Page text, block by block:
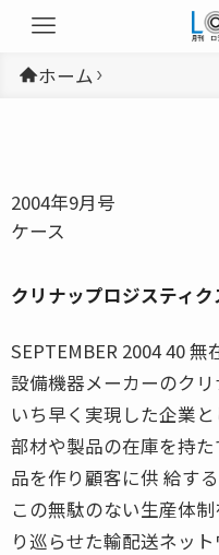
ホーム
2004年9月号
ケース
クリナップロジスティク
SEPTEMBER 2004 40
設備機器メーカーのク
いち早く実現した企業と
部材や製品の在庫を持
品を作り顧客に供 給する
この無駄のない生産体
り巡らせた輸配送ネット